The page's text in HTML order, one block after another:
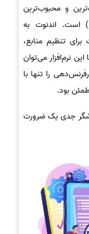
و محبوب‌ترین
نرم‌افزارها در این زمینه، اندنوت (EndNote) است. اندنوت به
تنظیم منابع،
نرم‌افزار می‌توان
را تنها با
بود.
جدی یک ضرورت